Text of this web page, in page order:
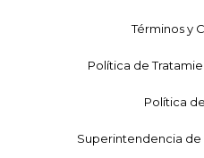
Términos y
Política de
Política
Superintendencia de